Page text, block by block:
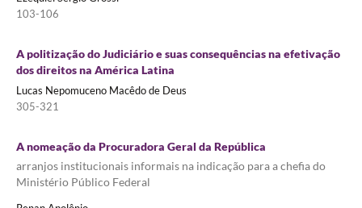
103-106
A politização do Judiciário e suas consequências na efetivação
dos direitos na América Latina
Lucas Nepomuceno Macêdo de Deus
305-321
A nomeação da Procuradora Geral da República
arranjos institucionais informais na indicação para a chefia do
Ministério Público Federal